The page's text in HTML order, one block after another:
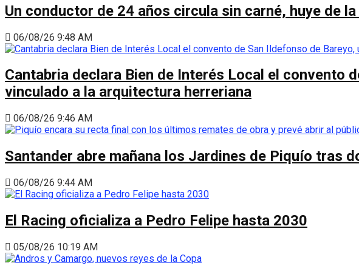
Un conductor de 24 años circula sin carné, huye de
06/08/26 9:48 AM
Cantabria declara Bien de Interés Local el convento
vinculado a la arquitectura herreriana
06/08/26 9:46 AM
Santander abre mañana los Jardines de Piquío tras
06/08/26 9:44 AM
El Racing oficializa a Pedro Felipe hasta 2030
05/08/26 10:19 AM